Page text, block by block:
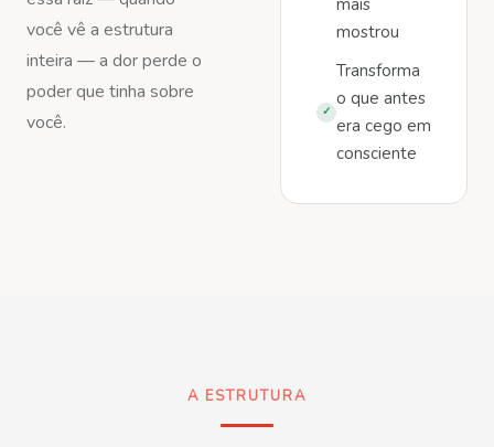
você vê a estrutura
inteira — a dor perde o
poder que tinha sobre
você.
mostrou
✓
Transforma
o que antes
era cego em
consciente
A ESTRUTURA